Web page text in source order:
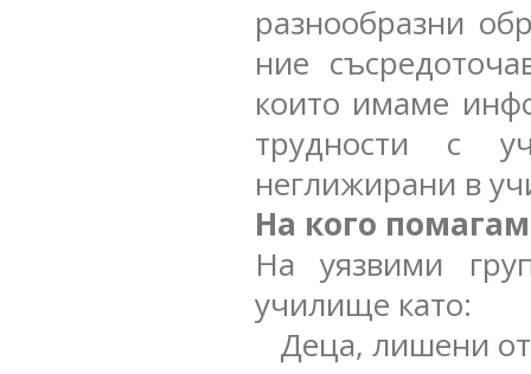
разнообразни
ние
които имаме
трудности с
неглижирани в
На кого
На уязвими
училище като:
Деца, лишени